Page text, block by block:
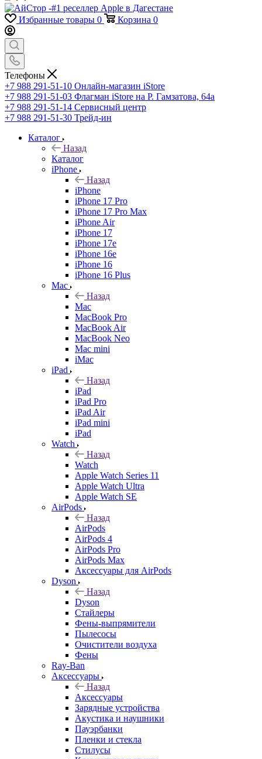
Избранные товары 0 Корзина 0
Телефоны
+7 988 291-51-10 Онлайн-магазин iStore
+7 988 291-51-03 Флагман iStore на Р. Гамзатова, 64а
+7 988 291-51-14 Сервисный центр
+7 988 291-51-30 Трейд-ин
Каталог
Назад
Каталог
iPhone
Назад
iPhone
iPhone 17 Pro
iPhone 17 Pro Max
iPhone Air
iPhone 17
iPhone 17e
iPhone 16e
iPhone 16
iPhone 16 Plus
Mac
Назад
Mac
MacBook Pro
MacBook Air
MacBook Neo
Mac mini
iMac
iPad
Назад
iPad
iPad Pro
iPad Air
iPad mini
iPad
Watch
Назад
Watch
Apple Watch Series 11
Apple Watch Ultra
Apple Watch SE
AirPods
Назад
AirPods
AirPods 4
AirPods Pro
AirPods Max
Аксессуары для AirPods
Dyson
Назад
Dyson
Стайлеры
Фены-выпрямители
Пылесосы
Очистители воздуха
Фены
Ray-Ban
Аксессуары
Назад
Аксессуары
Зарядные устройства
Акустика и наушники
Пауэрбанки
Пленки и стекла
Стилусы